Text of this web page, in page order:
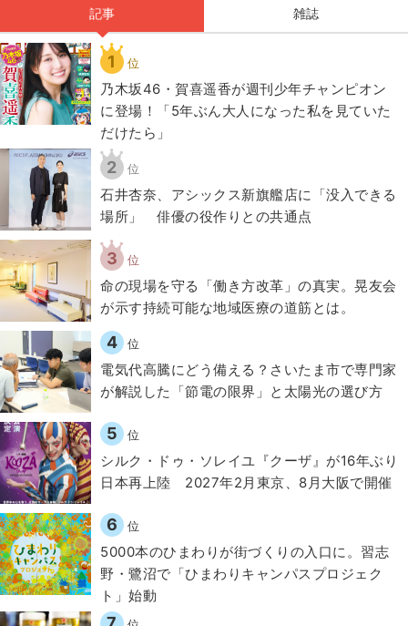
記事 雑誌
1 位
乃木坂46・賀喜遥香が週刊少年チャンピオン
に登場！「5年ぶん大人になった私を見ていた
だけたら」
2 位
石井杏奈、アシックス新旗艦店に「没入できる
場所」 俳優の役作りとの共通点
3 位
​命の現場を守る「働き方改革」の真実。晃友会
が示す持続可能な地域医療の道筋とは。
4 位
電気代高騰にどう備える？さいたま市で専門家
が解説した「節電の限界」と太陽光の選び方
5 位
シルク・ドゥ・ソレイユ『クーザ』が16年ぶり
日本再上陸 2027年2月東京、8月大阪で開催
6 位
5000本のひまわりが街づくりの入口に。習志
野・鷺沼で「ひまわりキャンパスプロジェク
ト」始動